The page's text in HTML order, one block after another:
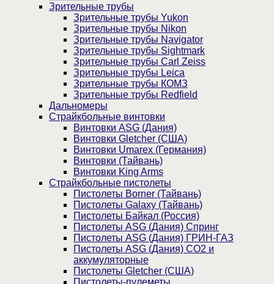
Зрительные трубы
Зрительные трубы Yukon
Зрительные трубы Nikon
Зрительные трубы Navigator
Зрительные трубы Sightmark
Зрительные трубы Carl Zeiss
Зрительные трубы Leica
Зрительные трубы КОМЗ
Зрительные трубы Redfield
Дальномеры
Страйкбольные винтовки
Винтовки ASG (Дания)
Винтовки Gletcher (США)
Винтовки Umarex (Германия)
Винтовки (Тайвань)
Винтовки King Arms
Страйкбольные пистолеты
Пистолеты Borner (Тайвань)
Пистолеты Galaxy (Тайвань)
Пистолеты Байкал (Россия)
Пистолеты ASG (Дания) Спринг
Пистолеты ASG (Дания) ГРИН-ГАЗ
Пистолеты ASG (Дания) CO2 и
аккумуляторные
Пистолеты Gletcher (США)